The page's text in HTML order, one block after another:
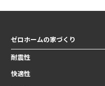
ゼロホームの家づくり
耐震性
快適性